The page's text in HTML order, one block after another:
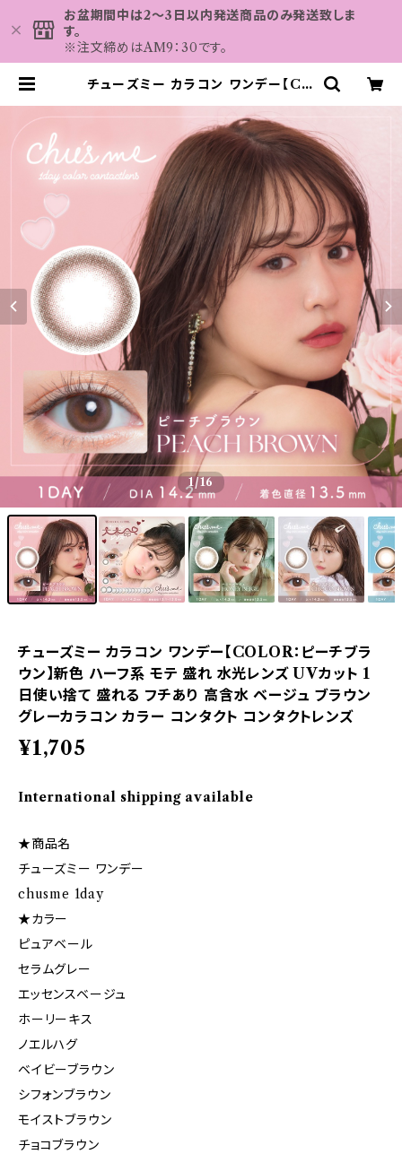
お盆期間中は2～3日以内発送商品のみ発送致しま
す。
※注文締めはAM9：30です。
チューズミー カラコン ワンデー【CO
モテ 盛れ 水光レンズ UVカット 1日
使い捨て 盛れる フチあり 高含水 ベ
ージュ ブラウン グレーカラコン カラ
ー コンタクト コンタクトレンズ | カ
ラコン MAHALO
1/16
チューズミー カラコン ワンデー【COLOR：ピーチブラ
ウン】新色 ハーフ系 モテ 盛れ 水光レンズ UVカット 1
日使い捨て 盛れる フチあり 高含水 ベージュ ブラウン
グレーカラコン カラー コンタクト コンタクトレンズ
¥1,705
International shipping available
★商品名
チューズミー ワンデー
chusme 1day
★カラー
ピュアベール
セラムグレー
エッセンスベージュ
ホーリーキス
ノエルハグ
ベイビーブラウン
シフォンブラウン
モイストブラウン
チョコブラウン